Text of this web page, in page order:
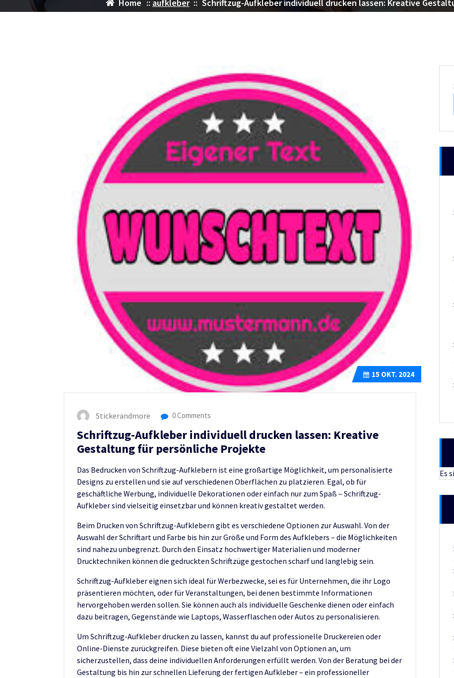
Home :: aufkleber:: Schriftzug-Aufkleber individuell drucken lassen: Kreative
15 OKT. 2024
Stickerandmore 0 Comments
Schriftzug-Aufkleber individuell drucken lassen: Kreative
Gestaltung für persönliche Projekte
Das Bedrucken von Schriftzug-Aufklebern ist eine großartige Möglichkeit, um personalisierte
Designs zu erstellen und sie auf verschiedenen Oberflächen zu platzieren. Egal, ob für
geschäftliche Werbung, individuelle Dekorationen oder einfach nur zum Spaß – Schriftzug-
Aufkleber sind vielseitig einsetzbar und können kreativ gestaltet werden.
Beim Drucken von Schriftzug-Aufklebern gibt es verschiedene Optionen zur Auswahl. Von der
Auswahl der Schriftart und Farbe bis hin zur Größe und Form des Aufklebers – die Möglichkeiten
sind nahezu unbegrenzt. Durch den Einsatz hochwertiger Materialien und moderner
Drucktechniken können die gedruckten Schriftzüge gestochen scharf und langlebig sein.
Schriftzug-Aufkleber eignen sich ideal für Werbezwecke, sei es für Unternehmen, die ihr Logo
präsentieren möchten, oder für Veranstaltungen, bei denen bestimmte Informationen
hervorgehoben werden sollen. Sie können auch als individuelle Geschenke dienen oder einfach
dazu beitragen, Gegenstände wie Laptops, Wasserflaschen oder Autos zu personalisieren.
Um Schriftzug-Aufkleber drucken zu lassen, kannst du auf professionelle Druckereien oder
Online-Dienste zurückgreifen. Diese bieten oft eine Vielzahl von Optionen an, um
sicherzustellen, dass deine individuellen Anforderungen erfüllt werden. Von der Beratung bei der
Gestaltung bis hin zur schnellen Lieferung der fertigen Aufkleber – ein professioneller
Es